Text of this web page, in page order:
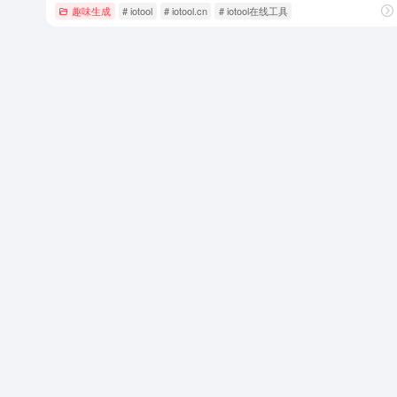
趣味生成 # iotool # iotool.cn # iotool在线工具